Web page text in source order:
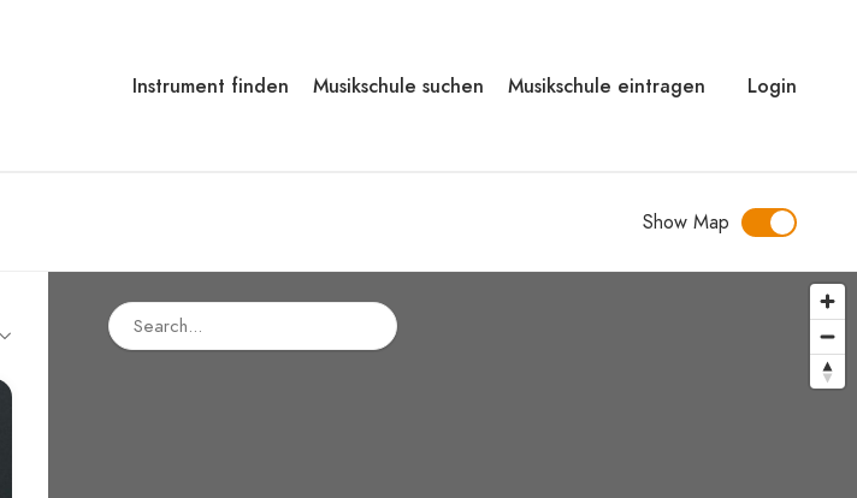
Instrument finden Musikschule suchen Musikschule eintragen Login
Show Map